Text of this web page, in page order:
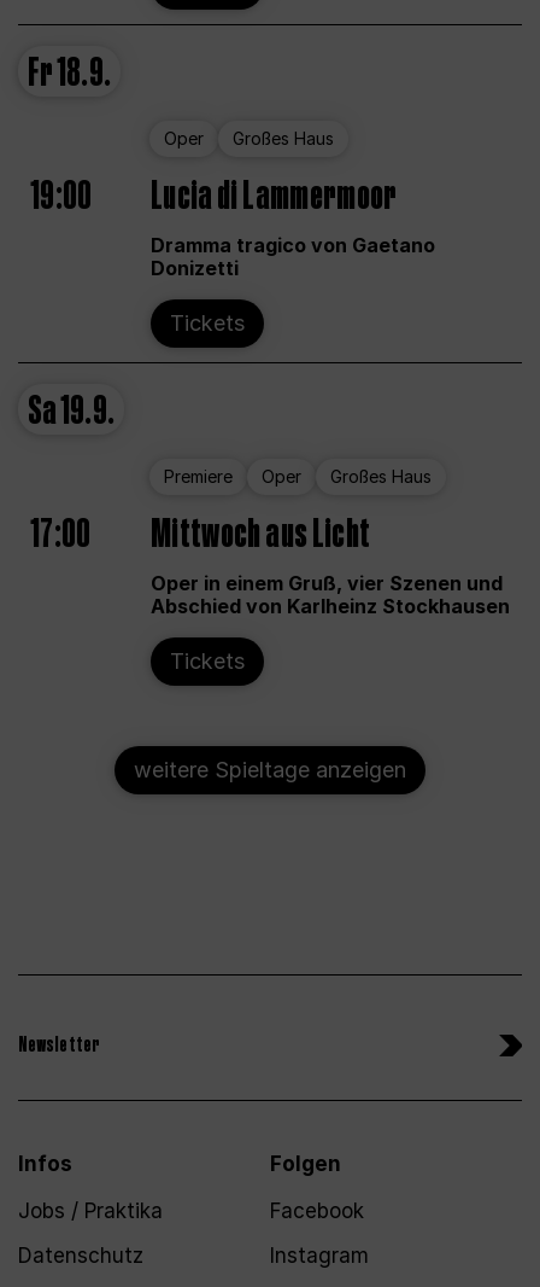
Fr18.9.
Oper Großes Haus
19:00 Lucia di Lammermoor
Dramma tragico von Gaetano
Donizetti
Tickets
Sa19.9.
Premiere Oper Großes Haus
17:00 Mittwoch aus Licht
Oper in einem Gruß, vier Szenen und
Abschied von Karlheinz Stockhausen
Tickets
weitere Spieltage anzeigen
Newsletter
Infos
Jobs / Praktika
Datenschutz
Folgen
Facebook
Instagram